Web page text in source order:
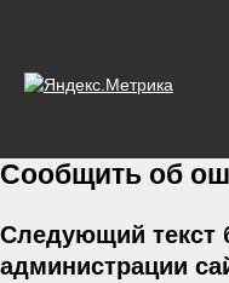
Сообщить об
Следующий текст
администрации